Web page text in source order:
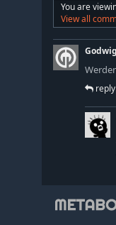
You are
View all
Godwig
reply